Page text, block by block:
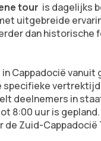
tour is dagelijks
uitgebreide
dan
Cappadocië vanuit
specifieke
deelnemers in
8:00 uur is
Zuid-Cappadocië